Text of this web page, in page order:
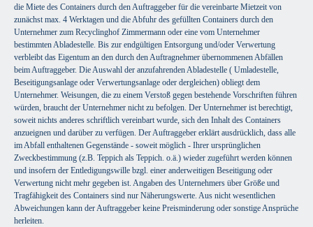
die Miete des Containers durch den Auftraggeber für die vereinbarte Mietzeit von
zunächst max. 4 Werktagen und die Abfuhr des gefüllten Containers durch den
Unternehmer zum Recyclinghof Zimmermann oder eine vom Unternehmer
bestimmten Abladestelle. Bis zur endgültigen Entsorgung und/oder Verwertung
verbleibt das Eigentum an den durch den Auftragnehmer übernommenen Abfällen
beim Auftraggeber. Die Auswahl der anzufahrenden Abladestelle ( Umladestelle,
Beseitigungsanlage oder Verwertungsanlage oder dergleichen) obliegt dem
Unternehmer. Weisungen, die zu einem Verstoß gegen bestehende Vorschriften führen
würden, braucht der Unternehmer nicht zu befolgen. Der Unternehmer ist berechtigt,
soweit nichts anderes schriftlich vereinbart wurde, sich den Inhalt des Containers
anzueignen und darüber zu verfügen. Der Auftraggeber erklärt ausdrücklich, dass alle
im Abfall enthaltenen Gegenstände - soweit möglich - Ihrer ursprünglichen
Zweckbestimmung (z.B. Teppich als Teppich. o.ä.) wieder zugeführt werden können
und insofern der Entledigungswille bzgl. einer anderweitigen Beseitigung oder
Verwertung nicht mehr gegeben ist. Angaben des Unternehmers über Größe und
Tragfähigkeit des Containers sind nur Näherungswerte. Aus nicht wesentlichen
Abweichungen kann der Auftraggeber keine Preisminderung oder sonstige Ansprüche
herleiten.